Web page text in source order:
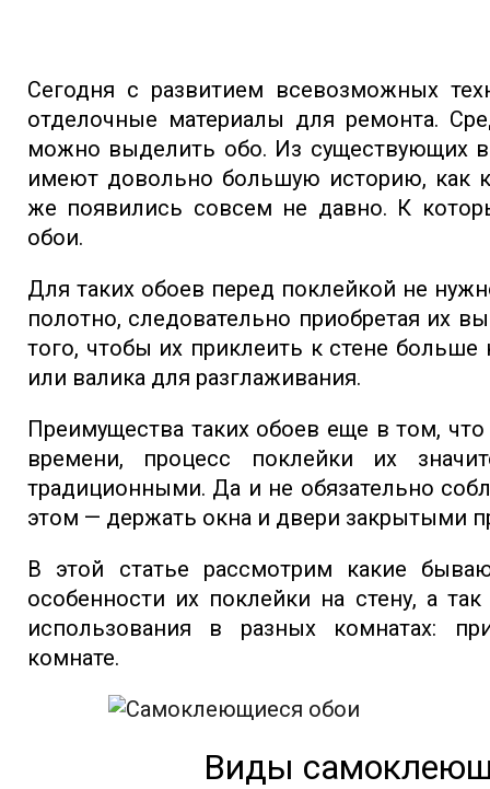
Сегодня с развитием всевозможных
отделочные материалы для ремонта.
можно выделить обо. Из существующих
имеют довольно большую историю, как
же появились совсем не давно. К
обои.
Для таких обоев перед поклейкой не
полотно, следовательно приобретая их
того, чтобы их приклеить к стене
или валика для разглаживания.
Преимущества таких обоев еще в том,
времени, процесс поклейки их
традиционными. Да и не обязательно
этом — держать окна и двери закрытыми
В этой статье рассмотрим какие
особенности их поклейки на стену, а
использования в разных комнатах:
комнате.
Виды